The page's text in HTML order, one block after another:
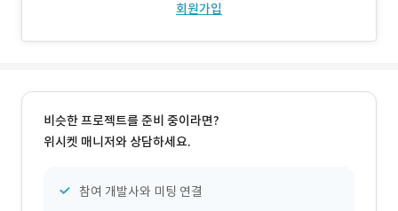
회원가입
비슷한 프로젝트를 준비 중이라면?
위시켓 매니저와 상담하세요.
참여 개발사와 미팅 연결